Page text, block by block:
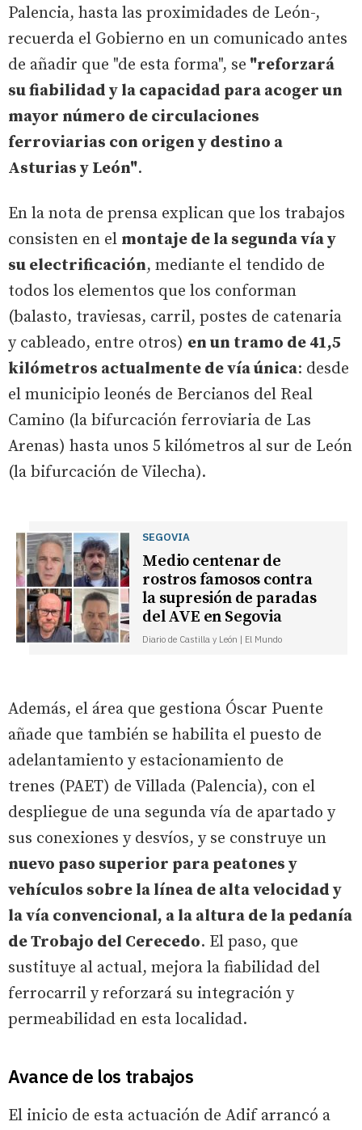
Palencia, hasta las proximidades de León-,
recuerda el Gobierno en un comunicado antes
de añadir que "de esta forma", se "reforzará
su fiabilidad y la capacidad para acoger un
mayor número de circulaciones
ferroviarias con origen y destino a
Asturias y León".
En la nota de prensa explican que los trabajos
consisten en el montaje de la segunda vía y
su electrificación, mediante el tendido de
todos los elementos que los conforman
(balasto, traviesas, carril, postes de catenaria
y cableado, entre otros) en un tramo de 41,5
kilómetros actualmente de vía única: desde
el municipio leonés de Bercianos del Real
Camino (la bifurcación ferroviaria de Las
Arenas) hasta unos 5 kilómetros al sur de León
(la bifurcación de Vilecha).
SEGOVIA
Medio centenar de
rostros famosos contra
la supresión de paradas
del AVE en Segovia
Diario de Castilla y León | El Mundo
Además, el área que gestiona Óscar Puente
añade que también se habilita el puesto de
adelantamiento y estacionamiento de
trenes (PAET) de Villada (Palencia), con el
despliegue de una segunda vía de apartado y
sus conexiones y desvíos, y se construye un
nuevo paso superior para peatones y
vehículos sobre la línea de alta velocidad y
la vía convencional, a la altura de la pedanía
de Trobajo del Cerecedo. El paso, que
sustituye al actual, mejora la fiabilidad del
ferrocarril y reforzará su integración y
permeabilidad en esta localidad.
Avance de los trabajos
El inicio de esta actuación de Adif arrancó a